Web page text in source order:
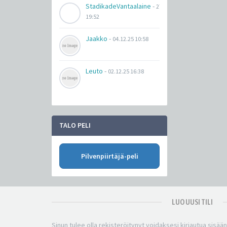
StadikadeVantaalaine - 27.03.26
19:52
Jaakko - 04.12.25 10:58
Leuto - 02.12.25 16:38
TALO PELI
Pilvenpiirtäjä-peli
LUO UUSI TILI
Sinun tulee olla rekisteröitynyt voidaksesi kirjautua